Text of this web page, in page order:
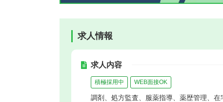
求人情報
求人内容
積極採用中 WEB面接OK
調剤、処方監査、服薬指導、薬歴管理、